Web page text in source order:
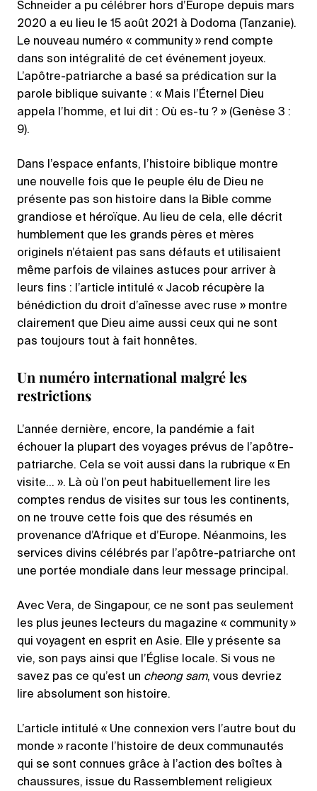
Schneider a pu célébrer hors d’Europe depuis mars
2020 a eu lieu le 15 août 2021 à Dodoma (Tanzanie).
Le nouveau numéro « community » rend compte
dans son intégralité de cet événement joyeux.
L’apôtre-patriarche a basé sa prédication sur la
parole biblique suivante : « Mais l’Éternel Dieu
appela l’homme, et lui dit : Où es-tu ? » (Genèse 3 :
9).
Dans l’espace enfants, l’histoire biblique montre
une nouvelle fois que le peuple élu de Dieu ne
présente pas son histoire dans la Bible comme
grandiose et héroïque. Au lieu de cela, elle décrit
humblement que les grands pères et mères
originels n’étaient pas sans défauts et utilisaient
même parfois de vilaines astuces pour arriver à
leurs fins : l’article intitulé « Jacob récupère la
bénédiction du droit d’aînesse avec ruse » montre
clairement que Dieu aime aussi ceux qui ne sont
pas toujours tout à fait honnêtes.
Un numéro international malgré les
restrictions
L’année dernière, encore, la pandémie a fait
échouer la plupart des voyages prévus de l’apôtre-
patriarche. Cela se voit aussi dans la rubrique « En
visite… ». Là où l’on peut habituellement lire les
comptes rendus de visites sur tous les continents,
on ne trouve cette fois que des résumés en
provenance d’Afrique et d’Europe. Néanmoins, les
services divins célébrés par l’apôtre-patriarche ont
une portée mondiale dans leur message principal.
Avec Vera, de Singapour, ce ne sont pas seulement
les plus jeunes lecteurs du magazine « community »
qui voyagent en esprit en Asie. Elle y présente sa
vie, son pays ainsi que l’Église locale. Si vous ne
savez pas ce qu’est un cheong sam, vous devriez
lire absolument son histoire.
L’article intitulé « Une connexion vers l’autre bout du
monde » raconte l’histoire de deux communautés
qui se sont connues grâce à l’action des boîtes à
chaussures, issue du Rassemblement religieux